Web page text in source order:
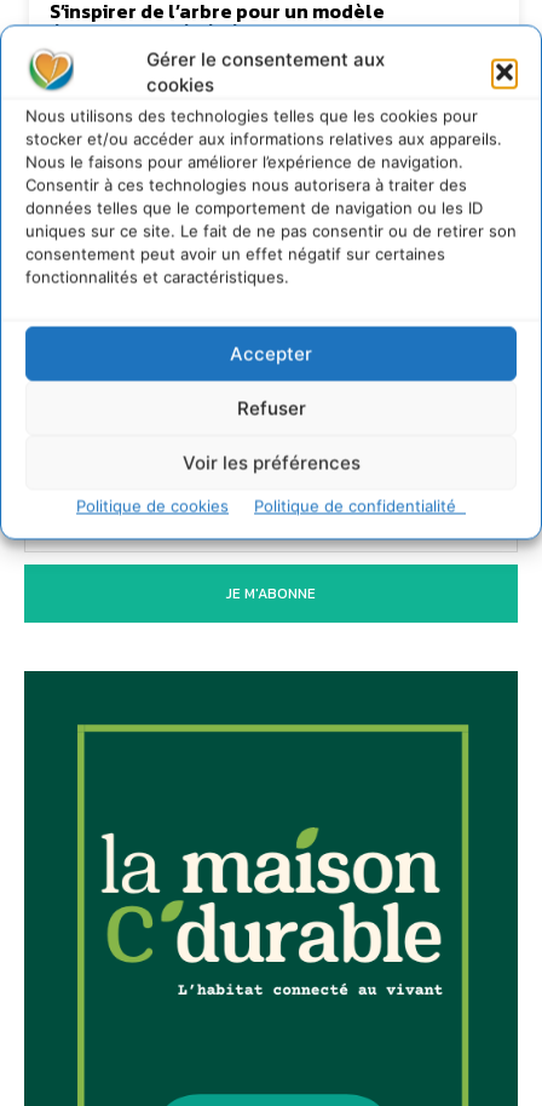
Gérer le consentement aux
cookies
Nous utilisons des technologies telles que les cookies pour
stocker et/ou accéder aux informations relatives aux appareils.
Nous le faisons pour améliorer l’expérience de navigation.
Consentir à ces technologies nous autorisera à traiter des
données telles que le comportement de navigation ou les ID
uniques sur ce site. Le fait de ne pas consentir ou de retirer son
consentement peut avoir un effet négatif sur certaines
fonctionnalités et caractéristiques.
Accepter
Refuser
Voir les préférences
Politique de cookies Politique de confidentialité
S’inspirer de l’arbre pour un modèle
économique régénératif du vivant …
5 août 2026
IPBES : le « GIEC de la biodiversité » appelle les
entreprises à devenir des alliées du vivant
4 août 2026
Comment le sol français a perdu sa mémoire
hydrique et déréglé tout le territoire (2020-
2026)
2 août 2026
Permaculture, la Voie de l’Autonomie
Newsletter
JE M'ABONNE